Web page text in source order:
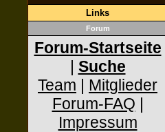
Links
Forum
Forum-Startseite
| Suche
Team | Mitglieder
Forum-FAQ |
Impressum